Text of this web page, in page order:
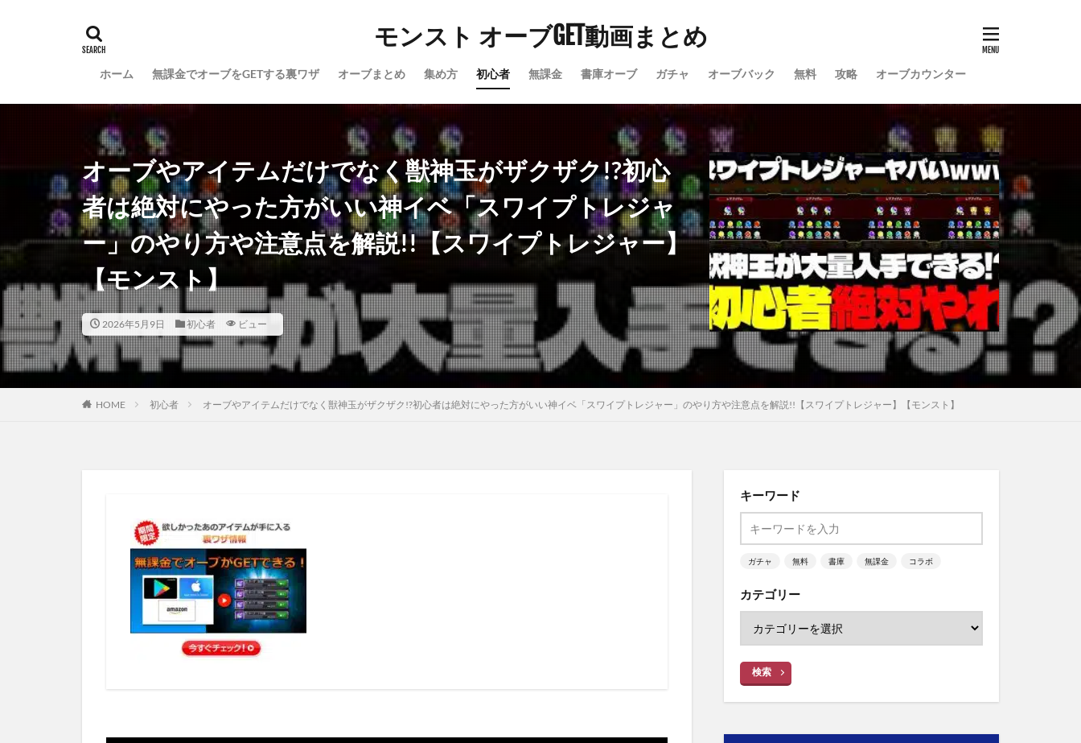
モンスト オーブGET動画まとめ
ホーム 無課金でオーブをGETする裏ワザ オーブまとめ 集め方 初心者 無課金 書庫オーブ ガチャ オーブバック 無料 攻略 オーブカウンター
オーブやアイテムだけでなく獣神玉がザクザク!?初心
者は絶対にやった方がいい神イベ「スワイプトレジャ
ー」のやり方や注意点を解説!!【スワイプトレジャー】
【モンスト】
2026年5月9日 初心者 ビュー
HOME 初心者 オーブやアイテムだけでなく獣神玉がザクザク!?初心者は絶対にやった方がいい神イベ「スワイプトレジャー」のやり方や注意点を解説!!【スワイプトレジャー】【モンスト】
キーワード
ガチャ 無料 書庫 無課金 コラボ
カテゴリー
検索